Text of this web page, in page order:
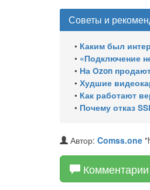
Советы и
• Каким был
• «Подключение
• На Ozon
• Худшие
• Как работают
• Почему отказ
Автор: Comss.one